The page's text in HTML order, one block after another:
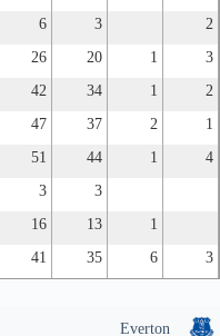
6 3
2
26 20 1
3
42 34 1
2
47 37 2
1
51 44 1
4
3
3
16 13
1
41 35 6 3
Everton